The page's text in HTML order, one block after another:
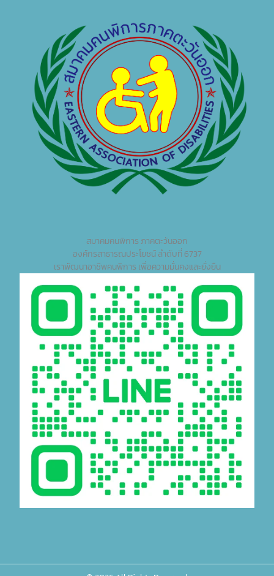
สมาคมคนพิการ ภาคตะวันออก
องค์กรสาธารณประโยชน์ ลำดับที่ 6737
เราพัฒนาอาชีพคนพิการ เพื่อความมั่นคงและยั่งยืน